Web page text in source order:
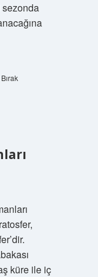
sezonda
küre ile iç